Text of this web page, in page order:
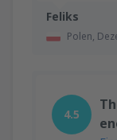
Feliks
Polen,
4.5